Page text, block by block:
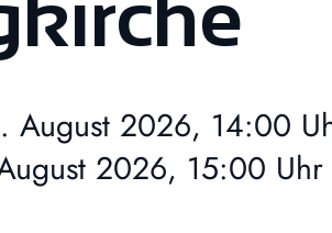
August 2026, 14:00
2026, 15:00 Uhr